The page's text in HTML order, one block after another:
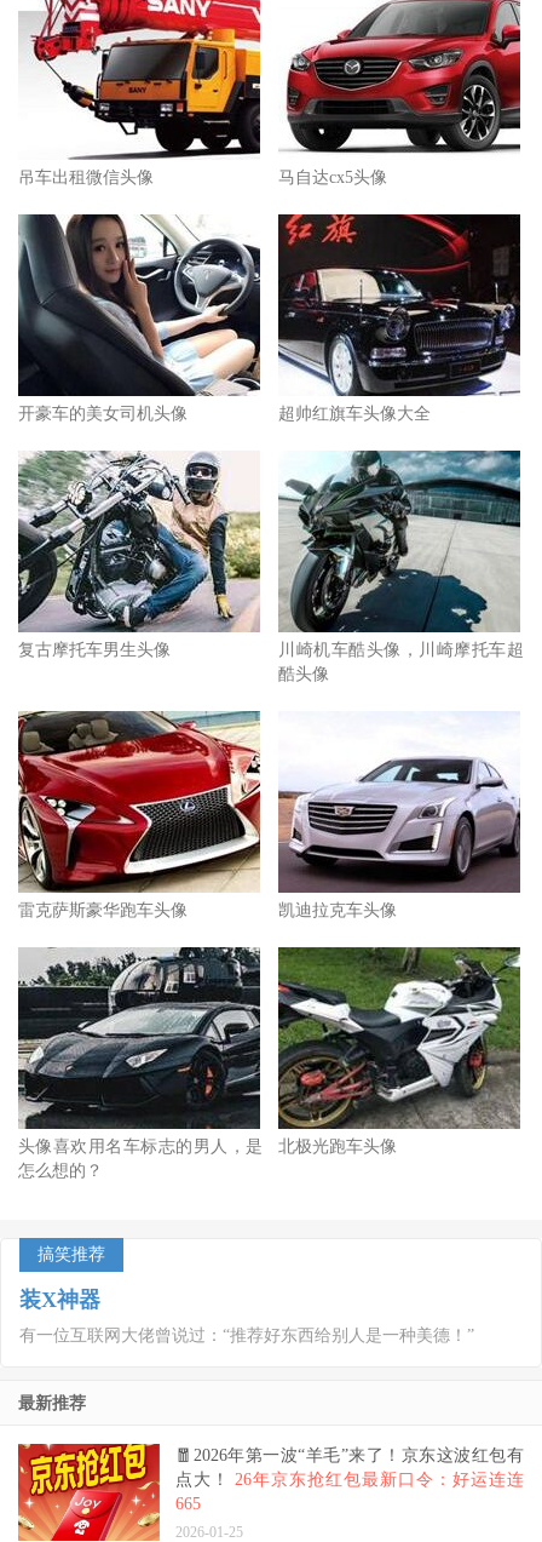
吊车出租微信头像 马自达cx5头像
开豪车的美女司机头像 超帅红旗车头像大全
复古摩托车男生头像
川崎机车酷头像，川崎摩托车超
酷头像
雷克萨斯豪华跑车头像 凯迪拉克车头像
头像喜欢用名车标志的男人，是
怎么想的？
北极光跑车头像
搞笑推荐
装X神器
有一位互联网大佬曾说过：“推荐好东西给别人是一种美德！”
最新推荐
🧧2026年第一波“羊毛”来了！京东这波红包有
点大！ 26年京东抢红包最新口令：好运连连
665
2026-01-25